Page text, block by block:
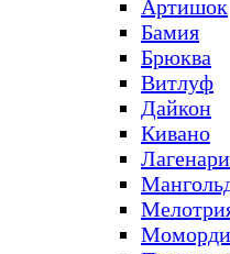
Артишок
Бамия
Брюква
Витлуф
Дайкон
Кивано